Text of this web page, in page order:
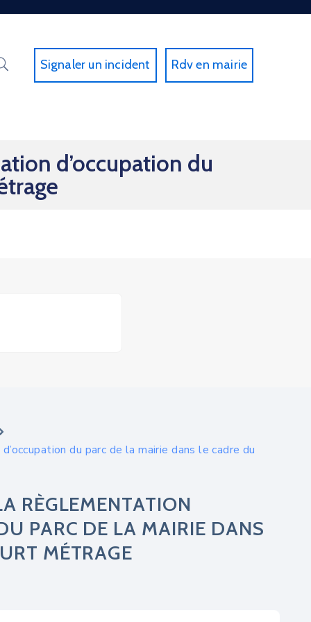
Signaler un incident Rdv en mairie
d’occupation du
du parc de la mairie dans le cadre du
RÈGLEMENTATION
PARC DE LA MAIRIE DANS
MÉTRAGE